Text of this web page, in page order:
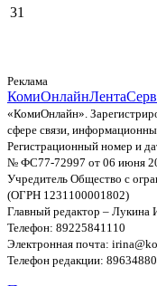
31
Реклама
КомиОнлайнЛента
«КомиОнлайн».
сфере связи,
Регистрационный номер и
№ ФС77-72997 от 06 июня
Учредитель Общество с
(ОГРН 1231100001802)
Главный редактор – Лукина
Телефон: 89225841110
Электронная почта:
Телефон редакции: